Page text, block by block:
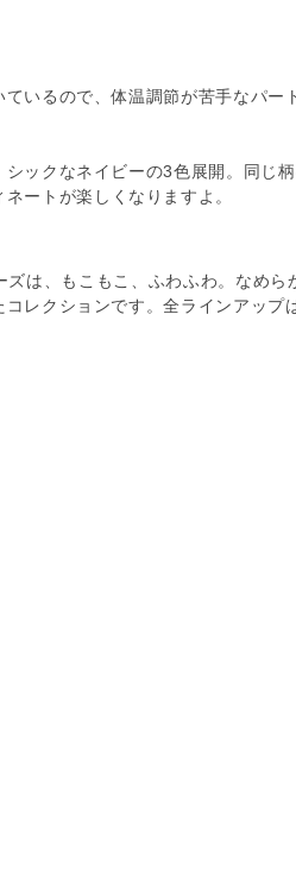
いるので、体温調節が苦手なパー
ックなネイビーの3色展開。同じ
ートが楽しくなりますよ。
は、もこもこ、ふわふわ。なめら
レクションです。全ラインアップ